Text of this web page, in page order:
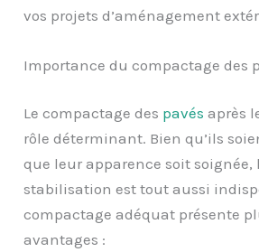
vos projets d’aménagement
Importance du compactage des
Le compactage des pavés après
rôle déterminant. Bien qu’ils
que leur apparence soit soignée,
stabilisation est tout aussi
compactage adéquat présente
avantages :